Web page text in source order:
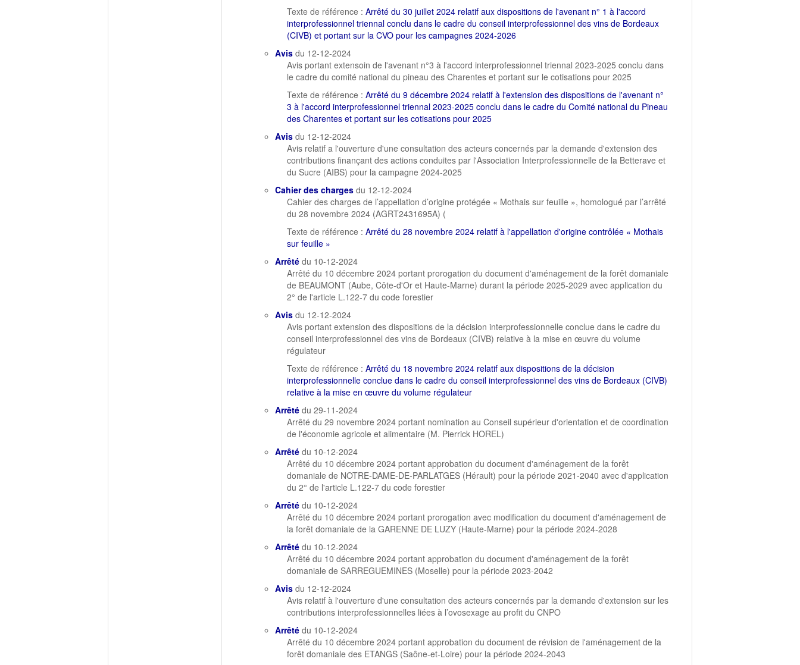
Texte de référence : Arrêté du 30 juillet 2024 relatif aux dispositions de l'avenant n° 1 à l'accord
interprofessionnel triennal conclu dans le cadre du conseil interprofessionnel des vins de Bordeaux
(CIVB) et portant sur la CVO pour les campagnes 2024-2026
Avis du 12-12-2024
Avis portant extensoin de l'avenant n°3 à l'accord interprofessionnel triennal 2023-2025 conclu dans
le cadre du comité national du pineau des Charentes et portant sur le cotisations pour 2025
Texte de référence : Arrêté du 9 décembre 2024 relatif à l'extension des dispositions de l'avenant n°
3 à l'accord interprofessionnel triennal 2023-2025 conclu dans le cadre du Comité national du Pineau
des Charentes et portant sur les cotisations pour 2025
Avis du 12-12-2024
Avis relatif a l'ouverture d'une consultation des acteurs concernés par la demande d'extension des
contributions finançant des actions conduites par l'Association Interprofessionnelle de la Betterave et
du Sucre (AIBS) pour la campagne 2024-2025
Cahier des charges du 12-12-2024
Cahier des charges de l’appellation d’origine protégée « Mothais sur feuille », homologué par l’arrêté
du 28 novembre 2024 (AGRT2431695A) (
Texte de référence : Arrêté du 28 novembre 2024 relatif à l'appellation d'origine contrôlée « Mothais
sur feuille »
Arrêté du 10-12-2024
Arrêté du 10 décembre 2024 portant prorogation du document d'aménagement de la forêt domaniale
de BEAUMONT (Aube, Côte-d'Or et Haute-Marne) durant la période 2025-2029 avec application du
2° de l'article L.122-7 du code forestier
Avis du 12-12-2024
Avis portant extension des dispositions de la décision interprofessionnelle conclue dans le cadre du
conseil interprofessionnel des vins de Bordeaux (CIVB) relative à la mise en œuvre du volume
régulateur
Texte de référence : Arrêté du 18 novembre 2024 relatif aux dispositions de la décision
interprofessionnelle conclue dans le cadre du conseil interprofessionnel des vins de Bordeaux (CIVB)
relative à la mise en œuvre du volume régulateur
Arrêté du 29-11-2024
Arrêté du 29 novembre 2024 portant nomination au Conseil supérieur d'orientation et de coordination
de l'économie agricole et alimentaire (M. Pierrick HOREL)
Arrêté du 10-12-2024
Arrêté du 10 décembre 2024 portant approbation du document d'aménagement de la forêt
domaniale de NOTRE-DAME-DE-PARLATGES (Hérault) pour la période 2021-2040 avec d'application
du 2° de l'article L.122-7 du code forestier
Arrêté du 10-12-2024
Arrêté du 10 décembre 2024 portant prorogation avec modification du document d'aménagement de
la forêt domaniale de la GARENNE DE LUZY (Haute-Marne) pour la période 2024-2028
Arrêté du 10-12-2024
Arrêté du 10 décembre 2024 portant approbation du document d'aménagement de la forêt
domaniale de SARREGUEMINES (Moselle) pour la période 2023-2042
Avis du 12-12-2024
Avis relatif à l'ouverture d'une consultation des acteurs concernés par la demande d'extension sur les
contributions interprofessionnelles liées à l’ovosexage au profit du CNPO
Arrêté du 10-12-2024
Arrêté du 10 décembre 2024 portant approbation du document de révision de l'aménagement de la
forêt domaniale des ETANGS (Saône-et-Loire) pour la période 2024-2043